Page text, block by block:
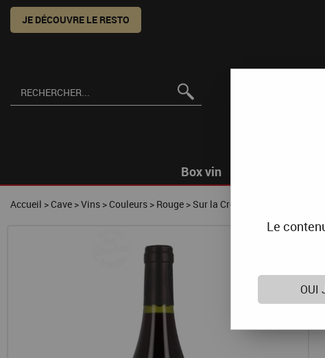
JE DÉCOUVRE LE RESTO
Box vin
Accueil > Cave >Vins > Couleurs > Rouge >Sur la Crête
Le
OUI